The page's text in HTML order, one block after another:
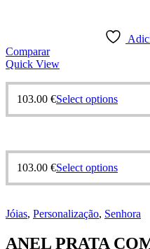
Comparar
Quick View
103.00 €Select optionsThis
options
may
chosen
the
103.00 €Select optionsThis
variants.
options
Jóias, Personalização, Senhora
ANEL PRATA